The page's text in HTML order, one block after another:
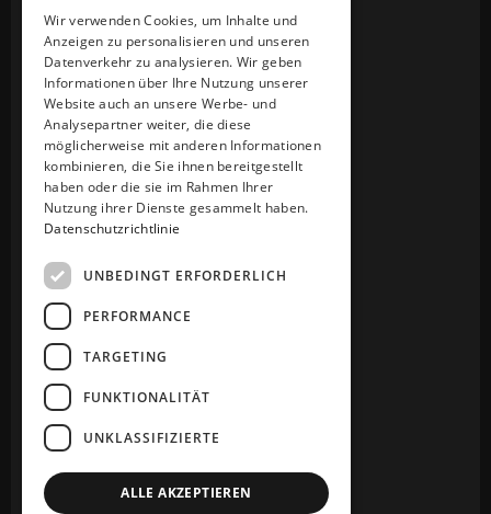
Service
Service
Jobs
Jobs
Shop
Shop
Kontakt
Kontakt
HeadSpa
HeadSpa
Rechtliches
Impressum
Impressum
Datenschutz
Datenschutz
AGB
AGB
Social
Wir verwenden Cookies, um Inhalte und
Anzeigen zu personalisieren und unseren
Datenverkehr zu analysieren. Wir geben
Informationen über Ihre Nutzung unserer
Website auch an unsere Werbe- und
Analysepartner weiter, die diese
möglicherweise mit anderen Informationen
kombinieren, die Sie ihnen bereitgestellt
haben oder die sie im Rahmen Ihrer
Nutzung ihrer Dienste gesammelt haben.
Datenschutzrichtlinie
UNBEDINGT ERFORDERLICH
PERFORMANCE
TARGETING
FUNKTIONALITÄT
UNKLASSIFIZIERTE
ALLE AKZEPTIEREN